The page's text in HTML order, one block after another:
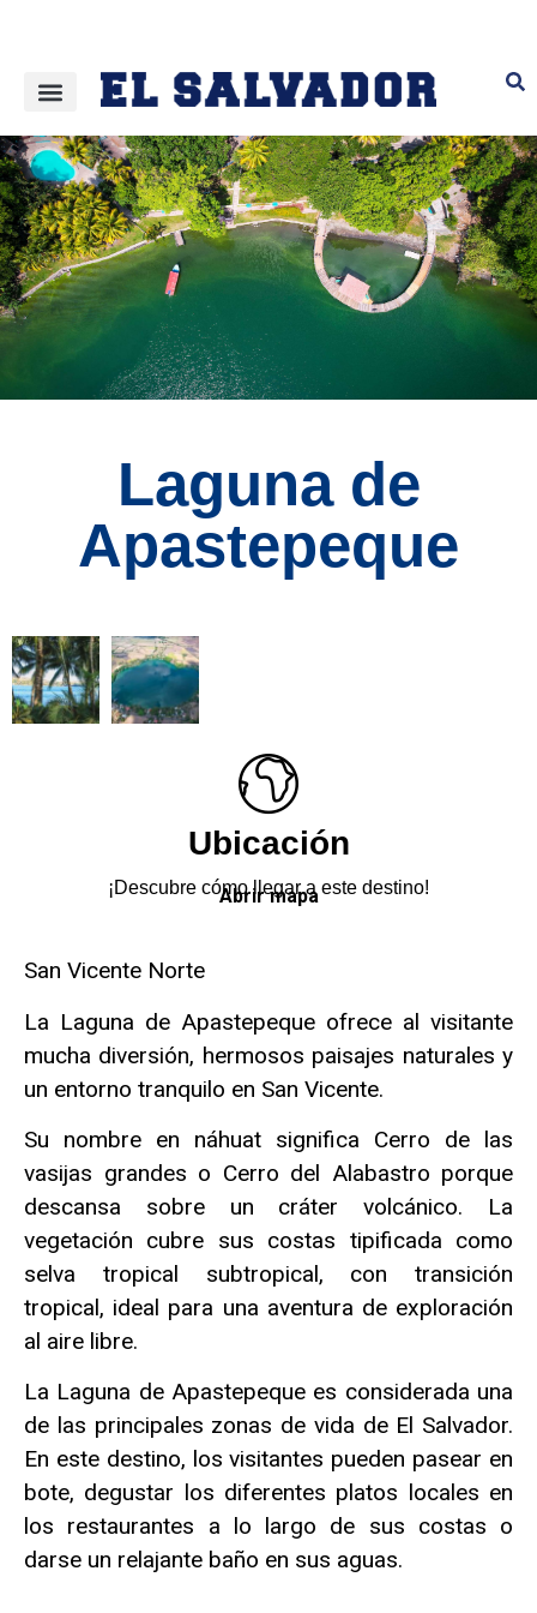
Laguna de
Apastepeque
Ubicación
¡Descubre cómo llegar a este destino!
Abrir mapa
San Vicente Norte
La Laguna de Apastepeque ofrece al visitante
mucha diversión, hermosos paisajes naturales y
un entorno tranquilo en San Vicente.
Su nombre en náhuat significa Cerro de las
vasijas grandes o Cerro del Alabastro porque
descansa sobre un cráter volcánico. La
vegetación cubre sus costas tipificada como
selva tropical subtropical, con transición
tropical, ideal para una aventura de exploración
al aire libre.
La Laguna de Apastepeque es considerada una
de las principales zonas de vida de El Salvador.
En este destino, los visitantes pueden pasear en
bote, degustar los diferentes platos locales en
los restaurantes a lo largo de sus costas o
darse un relajante baño en sus aguas.